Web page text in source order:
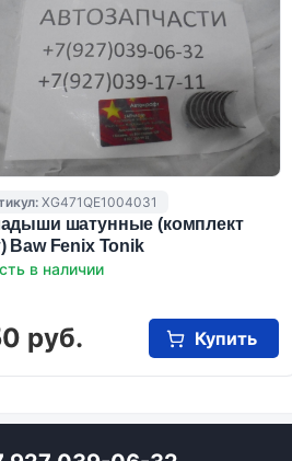
XG471QE1004031
шатунные (комплект
Baw Fenix Tonik
в наличии
руб. Купить